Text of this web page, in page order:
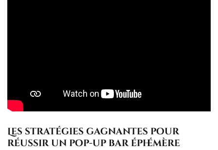
Les stratégies gagnantes pour
réussir un pop-up bar éphémère